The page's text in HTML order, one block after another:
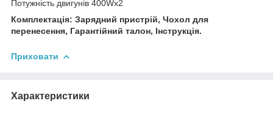
Потужність двигунів 400Wx2
Комплектація: Зарядний пристрій, Чохол для
перенесення, Гарантійний талон, Інструкція.
Приховати
Характеристики